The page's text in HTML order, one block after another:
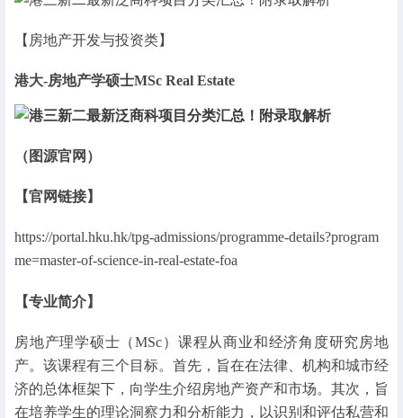
【房地产开发与投资类】
港大-房地产学硕士MSc Real Estate
（图源官网）
【官网链接】
https://portal.hku.hk/tpg-admissions/programme-details?program
me=master-of-science-in-real-estate-foa
【专业简介】
房地产理学硕士（MSc）课程从商业和经济角度研究房地
产。该课程有三个目标。首先，旨在在法律、机构和城市经
济的总体框架下，向学生介绍房地产资产和市场。其次，旨
在培养学生的理论洞察力和分析能力，以识别和评估私营和